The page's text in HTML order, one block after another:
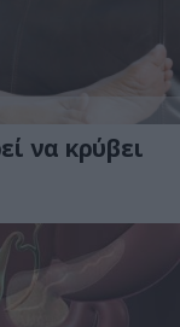
να κρύβει